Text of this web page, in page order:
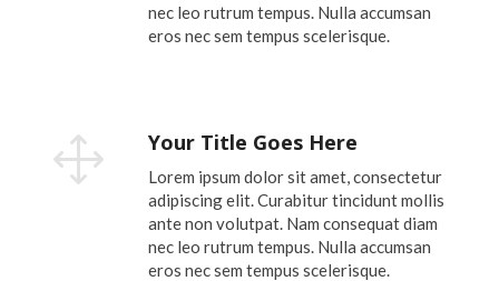
nec leo rutrum tempus. Nulla accumsan
eros nec sem tempus scelerisque.
1 Your Title Goes Here
Lorem ipsum dolor sit amet, consectetur
adipiscing elit. Curabitur tincidunt mollis
ante non volutpat. Nam consequat diam
nec leo rutrum tempus. Nulla accumsan
eros nec sem tempus scelerisque.